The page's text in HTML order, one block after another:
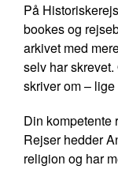
På
bookes og
arkivet med
selv har
skriver om –
Din kompetente
Rejser hedder
religion og har